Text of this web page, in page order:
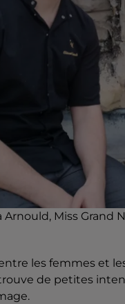
Miss Grand
les femmes et
de petites